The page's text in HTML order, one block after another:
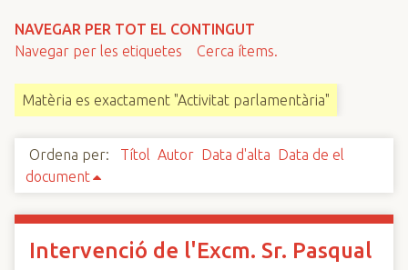
NAVEGAR PER TOT EL CONTINGUT
Navegar per les etiquetes
Cerca ítems.
Matèria es exactament "Activitat parlamentària"
Ordena per: Títol Autor Data d'alta Data de el
document
Intervenció de l'Excm. Sr. Pasqual